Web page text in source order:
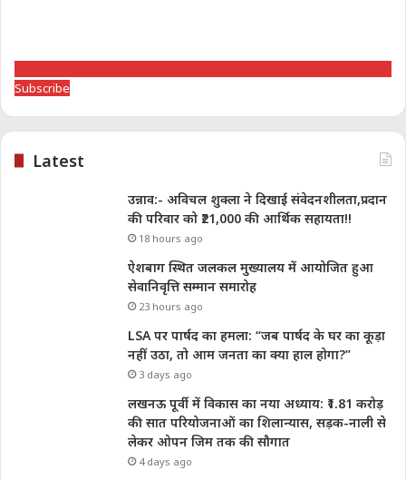
Subscribe
Latest
उन्नाव:- अविचल शुक्ला ने दिखाई संवेदनशीलता,प्रदान
की परिवार को ₹21,000 की आर्थिक सहायता!!
18 hours ago
ऐशबाग स्थित जलकल मुख्यालय में आयोजित हुआ
सेवानिवृत्ति सम्मान समारोह
23 hours ago
LSA पर पार्षद का हमला: “जब पार्षद के घर का कूड़ा
नहीं उठा, तो आम जनता का क्या हाल होगा?”
3 days ago
लखनऊ पूर्वी में विकास का नया अध्याय: ₹1.81 करोड़
की सात परियोजनाओं का शिलान्यास, सड़क-नाली से
लेकर ओपन जिम तक की सौगात
4 days ago